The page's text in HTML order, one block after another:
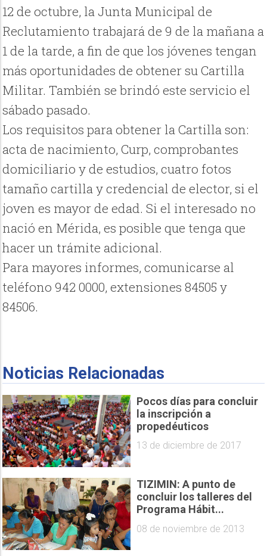
12 de octubre, la Junta Municipal de
Reclutamiento trabajará de 9 de la mañana a
1 de la tarde, a fin de que los jóvenes tengan
más oportunidades de obtener su Cartilla
Militar. También se brindó este servicio el
sábado pasado.
Los requisitos para obtener la Cartilla son:
acta de nacimiento, Curp, comprobantes
domiciliario y de estudios, cuatro fotos
tamaño cartilla y credencial de elector, si el
joven es mayor de edad. Si el interesado no
nació en Mérida, es posible que tenga que
hacer un trámite adicional.
Para mayores informes, comunicarse al
teléfono 942 0000, extensiones 84505 y
84506.
Noticias Relacionadas
Pocos días para concluir
la inscripción a
propedéuticos
13 de diciembre de 2017
TIZIMIN: A punto de
concluir los talleres del
Programa Hábit...
08 de noviembre de 2013